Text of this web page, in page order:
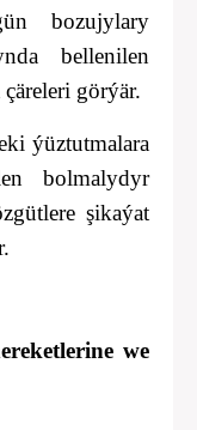
bozujylary
bellenilen
görýär.
ýüztutmalara
bolmalydyr
şikaýat
we